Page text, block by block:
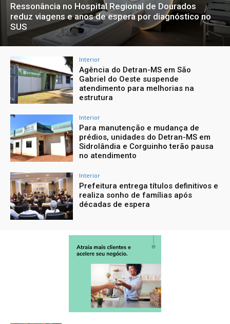
Ressonância no Hospital Regional de Dourados
reduz viagens e anos de espera por diagnóstico no
SUS
Interior
Agência do Detran-MS em São
Gabriel do Oeste suspende
atendimento para melhorias na
estrutura
Interior
Para manutenção e mudança de
prédios, unidades do Detran-MS em
Sidrolândia e Corguinho terão pausa
no atendimento
Interior
Prefeitura entrega títulos definitivos e
realiza sonho de famílias após
décadas de espera